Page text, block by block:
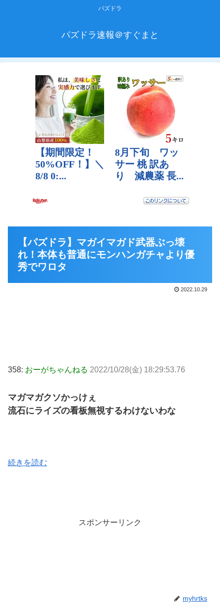
パズドラ
パズドラ速報＠すぐまと
【パズドラ】マガイマガド武器ぶっ壊
れ！本体も普通にモンハンガチャより優
秀でワロタ
2022.10.29
358: おーがちゃんねる 2022/10/28(金) 18:29:53.76
マガマガクソかっけぇ
流石にライズの看板無視するわけないわな
続きを読む
スポンサーリンク
myhrtks